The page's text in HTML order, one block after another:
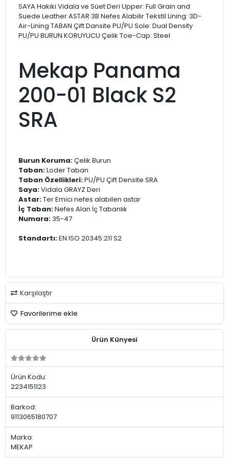
SAYA Hakiki Vidala ve Süet Deri Upper: Full Grain and
Suede Leather ASTAR 3B Nefes Alabilir Tekstil Lining: 3D-
Air-Lining TABAN Çift Dansite PU/PU Sole: Dual Density
PU/PU BURUN KORUYUCU Çelik Toe-Cap: Steel
Mekap Panama
200-01 Black S2
SRA
Burun Koruma:Çelik Burun
Taban:Loder Taban
Taban Özellikleri:PU/PU Çift Densite SRA
Saya:Vidala GRAYZ Deri
Astar:Ter Emici nefes alabilen astar
İç Taban:Nefes Alan İç Tabanlık
Numara:35-47
Standartı:EN ISO 20345:211 S2
Karşılaştır
Favorilerime ekle
Ürün Künyesi
Ürün Kodu:
2234151123
Barkod:
9113065180707
Marka:
MEKAP